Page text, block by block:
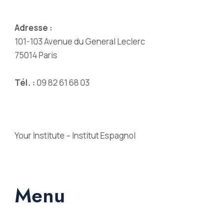
Adresse :
101-103 Avenue du General Leclerc
75014 Paris
Tél. :09 82 61 68 03
Your Institute – Institut Espagnol
Menu